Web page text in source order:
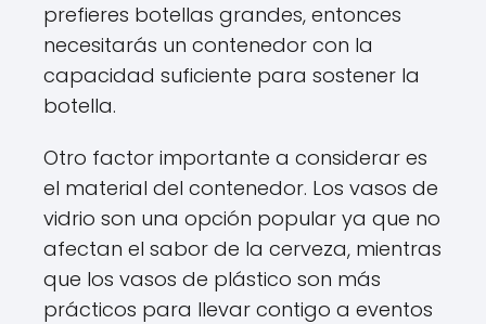
prefieres botellas grandes, entonces
necesitarás un contenedor con la
capacidad suficiente para sostener la
botella.
Otro factor importante a considerar es
el material del contenedor. Los vasos de
vidrio son una opción popular ya que no
afectan el sabor de la cerveza, mientras
que los vasos de plástico son más
prácticos para llevar contigo a eventos